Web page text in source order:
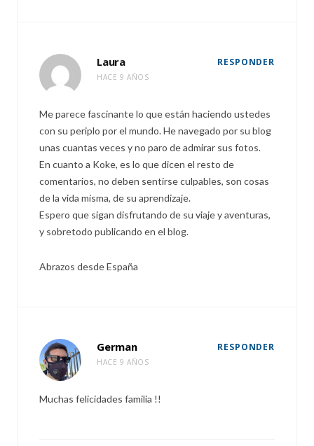
Laura
HACE 9 AÑOS
RESPONDER
Me parece fascinante lo que están haciendo ustedes
con su periplo por el mundo. He navegado por su blog
unas cuantas veces y no paro de admirar sus fotos.
En cuanto a Koke, es lo que dicen el resto de
comentarios, no deben sentirse culpables, son cosas
de la vida misma, de su aprendizaje.
Espero que sigan disfrutando de su viaje y aventuras,
y sobretodo publicando en el blog.
Abrazos desde España
German
HACE 9 AÑOS
RESPONDER
Muchas felicidades familia !!